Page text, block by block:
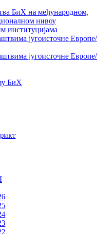
БиХ на међународном,
нивоу
институцијама
југоисточне Европе/
југоисточне Европе/
БиХ